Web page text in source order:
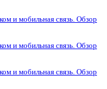
и мобильная связь. Обзор
и мобильная связь. Обзор
и мобильная связь. Обзор